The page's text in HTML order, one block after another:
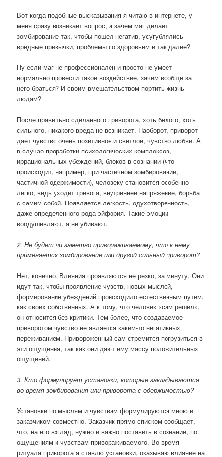
Вот когда подобные высказывания я читаю в интернете, у
меня сразу возникает вопрос, а зачем маг делает
зомбирование так, чтобы пошел негатив, усугублялись
вредные привычки, проблемы со здоровьем и так далее?
Ну если маг не профессионален и просто не умеет
нормально провести такое воздействие, зачем вообще за
него браться? И своим вмешательством портить жизнь
людям?
После правильно сделанного приворота, хоть белого, хоть
сильного, никакого вреда не возникает. Наоборот, приворот
дает чувство очень позитивное и светлое, чувство любви. А
в случае проработки психологических комплексов,
иррациональных убеждений, блоков в сознании (что
происходит, например, при частичном зомбировании,
частичной одержимости), человеку становится особенно
легко, ведь уходит тревога, внутреннее напряжение, борьба
с самим собой. Появляется легкость, одухотворенность,
даже определенного рода эйфория. Такие эмоции
воодушевляют, а не убивают.
2. Не будет ли заметно привораживаемому, что к нему
применяется зомбирование или другой сильный приворот?
Нет, конечно. Влияния проявляются не резко, за минуту. Они
идут так, чтобы проявление чувств, новых мыслей,
формирование убеждений происходило естественным путем,
как своих собственных. А к тому, что человек «сам решил»,
он относится без критики. Тем более, что создаваемое
приворотом чувство не является каким-то негативных
переживанием. Привороженный сам стремится погрузиться в
эти ощущения, так как они дают ему массу положительных
ощущений.
3. Кто формулирует установки, которые закладываются
во время зомбирования или приворота с одержимостью?
Установки по мыслям и чувствам формулируются мною и
заказчиком совместно. Заказчик прямо списком сообщает,
что, на его взгляд, нужно и важно поставить в сознание, по
ощущениям и чувствам привораживаемого. Во время
ритуала приворота я ставлю установки, оказываю влияние на